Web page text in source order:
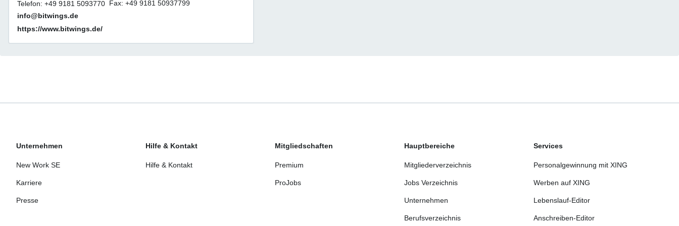
Telefon: +49 9181 5093770 Fax: +49 9181 50937799
info@bitwings.de
https://www.bitwings.de/
Unternehmen
New Work SE
Karriere
Presse
Hilfe & Kontakt
Hilfe & Kontakt
Mitgliedschaften
Premium
ProJobs
Hauptbereiche
Mitgliederverzeichnis
Jobs Verzeichnis
Unternehmen
Berufsverzeichnis
Services
Personalgewinnung mit XING
Werben auf XING
Lebenslauf-Editor
Anschreiben-Editor